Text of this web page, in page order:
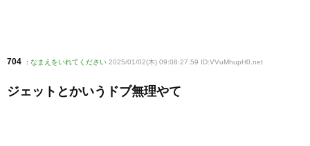
704 : なまえをいれてください 2025/01/02(木) 09:08:27.59 ID:VVuMhupH0 .net
ジェットとかいうドブ無理やて